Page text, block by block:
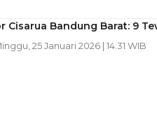
Cisarua Bandung Barat: 9
25 Januari 2026 | 14:31 WIB